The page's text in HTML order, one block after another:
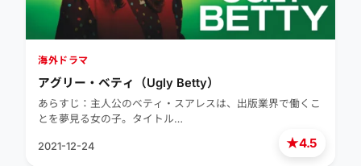
★4.5
海外ドラマ
アグリー・ベティ（Ugly Betty）
あらすじ：主人公のベティ・スアレスは、出版業界で働くこ
とを夢見る女の子。タイトル…
2021-12-24